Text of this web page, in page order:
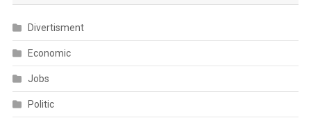
Divertisment
Economic
Jobs
Politic